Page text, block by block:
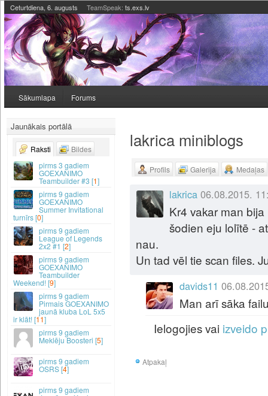
Ceturtdiena, 6. augusts TeamSpeak: ts.exs.lv
Sākumlapa Forums
lakrica miniblogs
Profils Galerija Medaļas
lakrica 06.08.2015.
Kr4 vakar man
šodien eju lolītē -
nau.
Un tad vēl tie scan files.
davids11
Man arī sāka
Ielogojies vai izveido
Atpakaļ
Jaunākais portālā
Raksti
Bildes
3 gadiem
GOEXANIMO
Teambuilder #3 [1]
9 gadiem
GOEXANIMO
Summer Invitational
turnīrs [0]
9 gadiem
League of Legends
2x2 #1 [2]
9 gadiem
GOEXANIMO
Teambuilder
Weekend! [9]
9 gadiem
Pirmais GOEXANIMO
jaunā kluba LoL 5x5
ir klāt! [11]
9 gadiem
Meklēju Boosteri [5]
9 gadiem
OSRS [4]
9 gadiem